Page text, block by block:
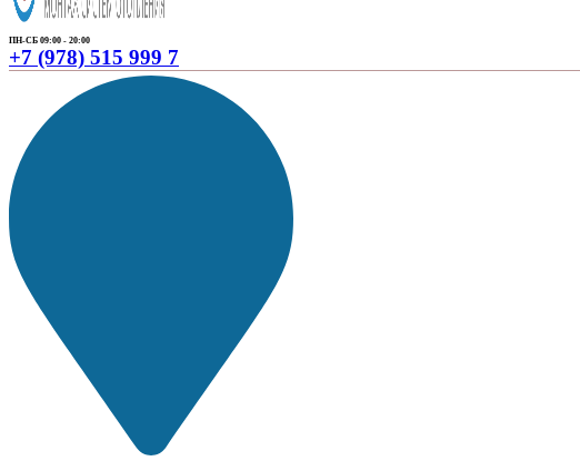
ПН-СБ 09:00 - 20:00
+7 (978) 515 999 7